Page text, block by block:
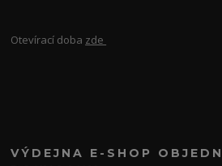
Otevírací doba zde
VÝDEJNA E-SHOP